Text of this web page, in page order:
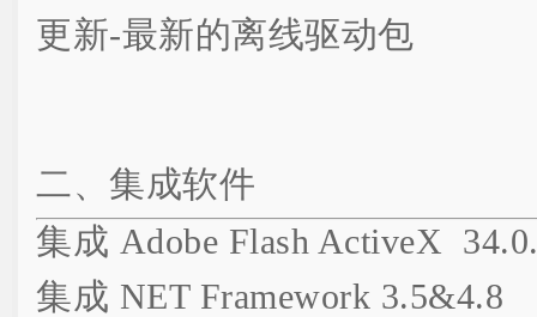
更新-最新的离线驱动包
二、集成软件
集成 Adobe Flash ActiveX
集成 NET Framework 3.5&4.8